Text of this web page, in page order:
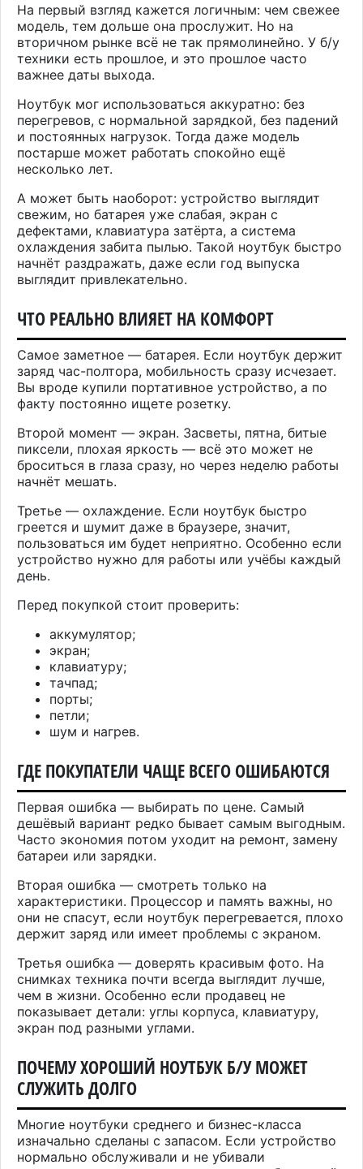
На первый взгляд кажется логичным: чем свежее
модель, тем дольше она прослужит. Но на
вторичном рынке всё не так прямолинейно. У б/у
техники есть прошлое, и это прошлое часто
важнее даты выхода.
Ноутбук мог использоваться аккуратно: без
перегревов, с нормальной зарядкой, без падений
и постоянных нагрузок. Тогда даже модель
постарше может работать спокойно ещё
несколько лет.
А может быть наоборот: устройство выглядит
свежим, но батарея уже слабая, экран с
дефектами, клавиатура затёрта, а система
охлаждения забита пылью. Такой ноутбук быстро
начнёт раздражать, даже если год выпуска
выглядит привлекательно.
ЧТО РЕАЛЬНО ВЛИЯЕТ НА КОМФОРТ
Самое заметное — батарея. Если ноутбук держит
заряд час-полтора, мобильность сразу исчезает.
Вы вроде купили портативное устройство, а по
факту постоянно ищете розетку.
Второй момент — экран. Засветы, пятна, битые
пиксели, плохая яркость — всё это может не
броситься в глаза сразу, но через неделю работы
начнёт мешать.
Третье — охлаждение. Если ноутбук быстро
греется и шумит даже в браузере, значит,
пользоваться им будет неприятно. Особенно если
устройство нужно для работы или учёбы каждый
день.
Перед покупкой стоит проверить:
аккумулятор;
экран;
клавиатуру;
тачпад;
порты;
петли;
шум и нагрев.
ГДЕ ПОКУПАТЕЛИ ЧАЩЕ ВСЕГО ОШИБАЮТСЯ
Первая ошибка — выбирать по цене. Самый
дешёвый вариант редко бывает самым выгодным.
Часто экономия потом уходит на ремонт, замену
батареи или зарядки.
Вторая ошибка — смотреть только на
характеристики. Процессор и память важны, но
они не спасут, если ноутбук перегревается, плохо
держит заряд или имеет проблемы с экраном.
Третья ошибка — доверять красивым фото. На
снимках техника почти всегда выглядит лучше,
чем в жизни. Особенно если продавец не
показывает детали: углы корпуса, клавиатуру,
экран под разными углами.
ПОЧЕМУ ХОРОШИЙ НОУТБУК Б/У МОЖЕТ
СЛУЖИТЬ ДОЛГО
Многие ноутбуки среднего и бизнес-класса
изначально сделаны с запасом. Если устройство
нормально обслуживали и не убивали